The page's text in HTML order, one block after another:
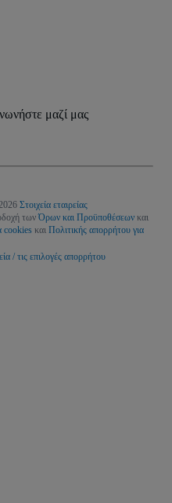
μαζί μας
Στοιχεία εταιρείας
τωνΌρων και Προϋποθέσεων και
cookies και Πολιτικής απορρήτου για
/ τις επιλογές απορρήτου